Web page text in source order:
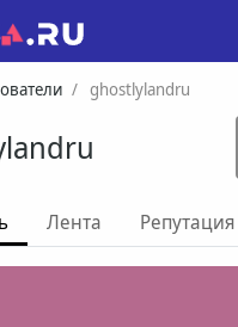
ghostlylandru
Лента Репутация